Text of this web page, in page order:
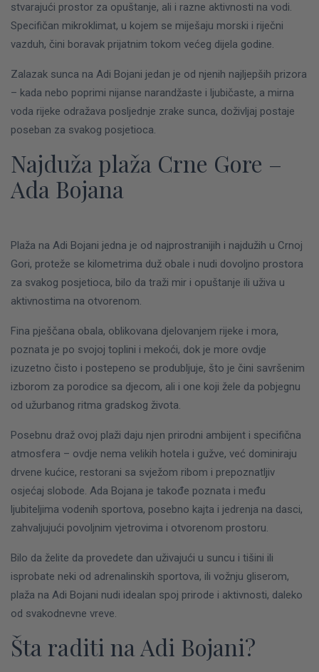
stvarajući prostor za opuštanje, ali i razne aktivnosti na vodi.
Specifičan mikroklimat, u kojem se miješaju morski i riječni
vazduh, čini boravak prijatnim tokom većeg dijela godine.
Zalazak sunca na Adi Bojani jedan je od njenih najljepših prizora
– kada nebo poprimi nijanse narandžaste i ljubičaste, a mirna
voda rijeke odražava posljednje zrake sunca, doživljaj postaje
poseban za svakog posjetioca.
Najduža plaža Crne Gore –
Ada Bojana
Plaža na Adi Bojani jedna je od najprostranijih i najdužih u Crnoj
Gori, proteže se kilometrima duž obale i nudi dovoljno prostora
za svakog posjetioca, bilo da traži mir i opuštanje ili uživa u
aktivnostima na otvorenom.
Fina pješčana obala, oblikovana djelovanjem rijeke i mora,
poznata je po svojoj toplini i mekoći, dok je more ovdje
izuzetno čisto i postepeno se produbljuje, što je čini savršenim
izborom za porodice sa djecom, ali i one koji žele da pobjegnu
od užurbanog ritma gradskog života.
Posebnu draž ovoj plaži daju njen prirodni ambijent i specifična
atmosfera – ovdje nema velikih hotela i gužve, već dominiraju
drvene kućice, restorani sa svježom ribom i prepoznatljiv
osjećaj slobode. Ada Bojana je takođe poznata i među
ljubiteljima vodenih sportova, posebno kajta i jedrenja na dasci,
zahvaljujući povoljnim vjetrovima i otvorenom prostoru.
Bilo da želite da provedete dan uživajući u suncu i tišini ili
isprobate neki od adrenalinskih sportova, ili vožnju gliserom,
plaža na Adi Bojani nudi idealan spoj prirode i aktivnosti, daleko
od svakodnevne vreve.
Šta raditi na Adi Bojani?